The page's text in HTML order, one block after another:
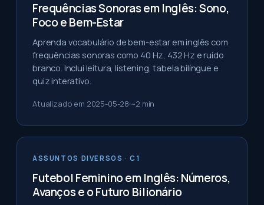
Frequências Sonoras em Inglês: Sono,
Foco e Bem-Estar
Aprenda vocabulário de bem-estar em inglês com
frequências sonoras como 40 Hz, 432 Hz e ruído
branco. Inclui leitura, listening, tabela bilíngue e
quiz interativo.
Atualizado em 2025-05-28 ~2 min
ASSUNTOS DIVERSOS · C1
Futebol Feminino em Inglês: Números,
Avanços e o Futuro Bilionário